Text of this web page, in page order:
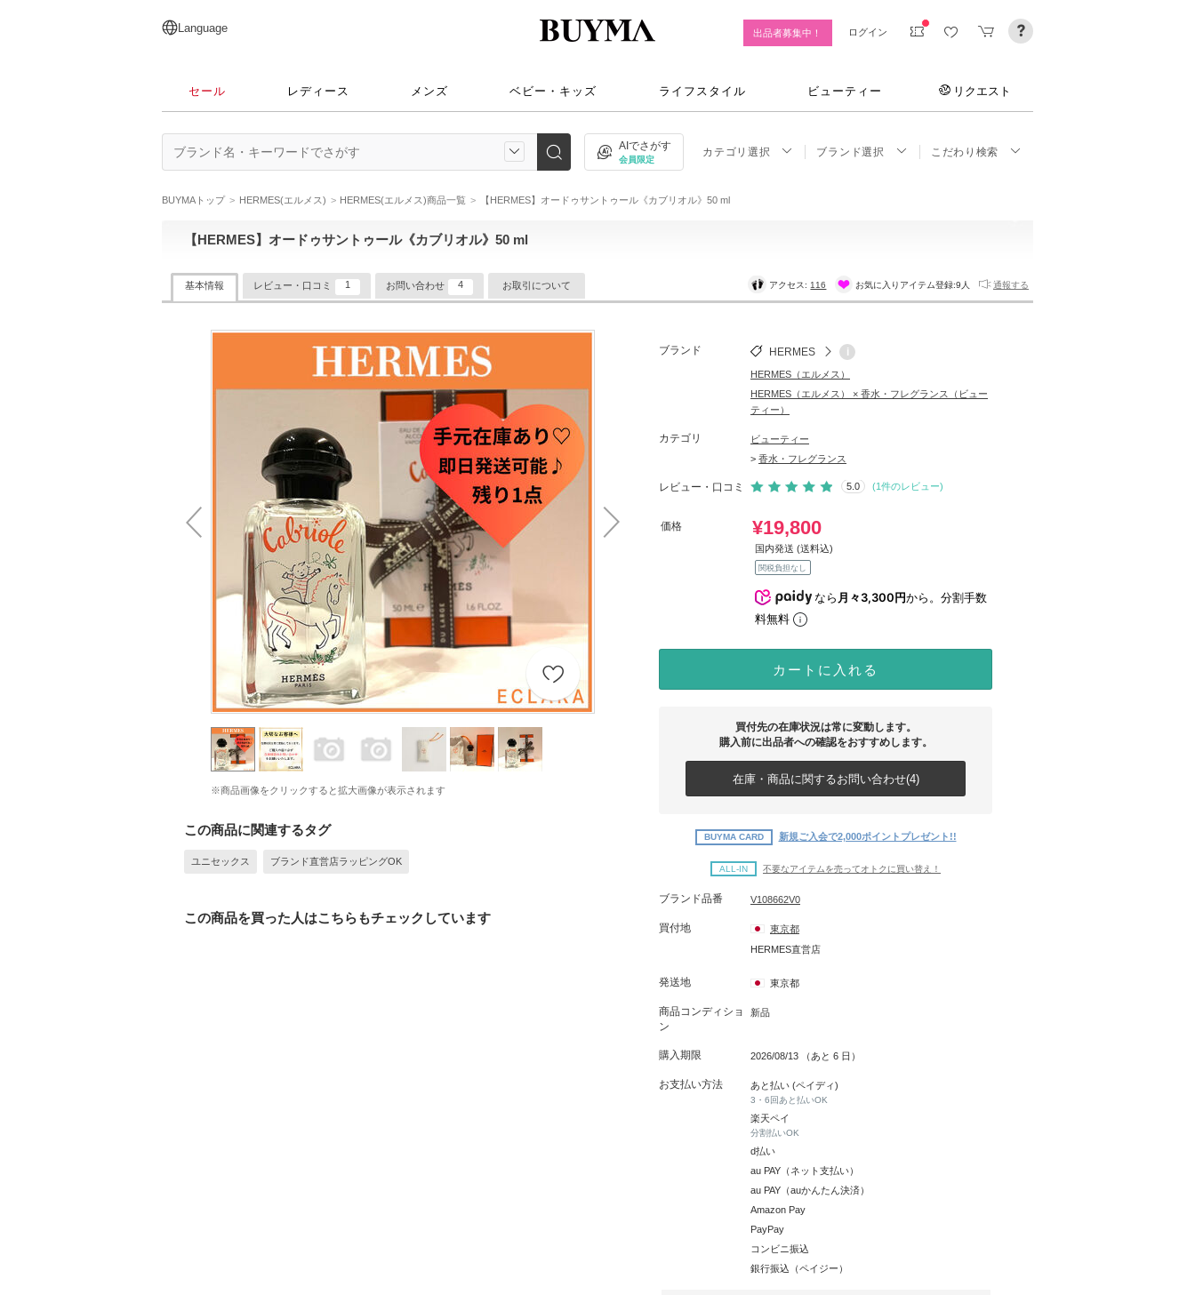
日本語
English
简体中文
繁體中文
Language 出品者募集中！ ログイン
セール レディース メンズ ベビー・キッズ ライフスタイル ビューティー リクエスト
AIでさがす
会員限定
カテゴリ選択 ブランド選択 こだわり検索
BUYMAトップ HERMES(エルメス) HERMES(エルメス)商品一覧 【HERMES】オードゥサントゥール《カブリオル》50 ml
【HERMES】オードゥサントゥール《カブリオル》50 ml
基本情報 レビュー・口コミ 1 お問い合わせ 4 お取引について アクセス: 116 お気に入りアイテム登録:9人 通報する
※商品画像をクリックすると拡大画像が表示されます
この商品に関連するタグ
ユニセックス ブランド直営店ラッピングOK
この商品を買った人はこちらもチェックしています
ブランド HERMES i
HERMES（エルメス）
HERMES（エルメス） × 香水・フレグランス（ビュー
ティー）
カテゴリ
ビューティー
> 香水・フレグランス
レビュー・口コミ 5.0 (1件のレビュー)
価格 ¥19,800
国内発送 (送料込)
関税負担なし
なら月々3,300円から。分割手数
料無料
カートに入れる
買付先の在庫状況は常に変動します。
購入前に出品者への確認をおすすめします。
在庫・商品に関するお問い合わせ(4)
BUYMA CARD 新規ご入会で2,000ポイントプレゼント!!
ALL-IN 不要なアイテムを売ってオトクに買い替え！
ブランド品番 V108662V0
買付地
東京都
HERMES直営店
発送地 東京都
商品コンディショ
ン
新品
購入期限 2026/08/13 （あと 6 日）
お支払い方法 あと払い (ペイディ)
3・6回あと払いOK
楽天ペイ
分割払いOK
d払い
au PAY（ネット支払い）
au PAY（auかんたん決済）
Amazon Pay
PayPay
コンビニ振込
銀行振込（ペイジー）